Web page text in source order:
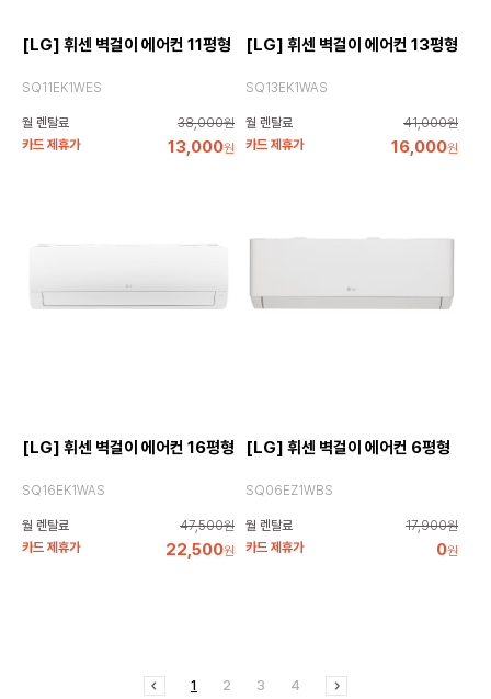
[LG] 휘센 벽걸이 에어컨 11평형
SQ11EK1WES
월 렌탈료
38,000원
카드 제휴가
13,000원
[LG] 휘센 벽걸이 에어컨 13평형
SQ13EK1WAS
월 렌탈료
41,000원
카드 제휴가
16,000원
[LG] 휘센 벽걸이 에어컨 16평형
SQ16EK1WAS
월 렌탈료
47,500원
카드 제휴가
22,500원
[LG] 휘센 벽걸이 에어컨 6평형
SQ06EZ1WBS
월 렌탈료
17,900원
카드 제휴가
0원
1 2 3 4